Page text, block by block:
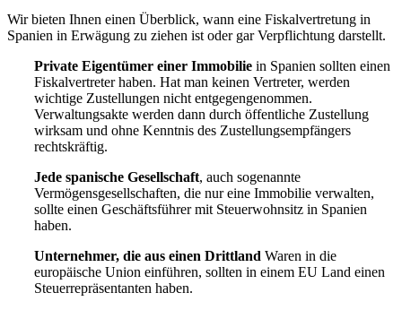
Wir bieten Ihnen einen Überblick, wann eine Fiskalvertretung in
Spanien in Erwägung zu ziehen ist oder gar Verpflichtung darstellt.
Private Eigentümer einer Immobilie in Spanien sollten einen
Fiskalvertreter haben. Hat man keinen Vertreter, werden
wichtige Zustellungen nicht entgegengenommen.
Verwaltungsakte werden dann durch öffentliche Zustellung
wirksam und ohne Kenntnis des Zustellungsempfängers
rechtskräftig.
Jede spanische Gesellschaft, auch sogenannte
Vermögensgesellschaften, die nur eine Immobilie verwalten,
sollte einen Geschäftsführer mit Steuerwohnsitz in Spanien
haben.
Unternehmer, die aus einen Drittland Waren in die
europäische Union einführen, sollten in einem EU Land einen
Steuerrepräsentanten haben.